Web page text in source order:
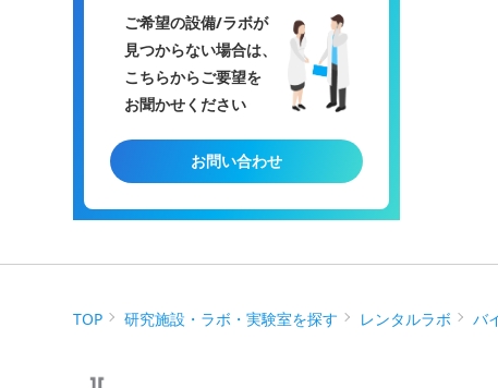
ご希望の設備/ラボが
見つからない場合は、
こちらからご要望を
お聞かせください
お問い合わせ
TOP 研究施設・ラボ・実験室を探す レンタルラボ バ